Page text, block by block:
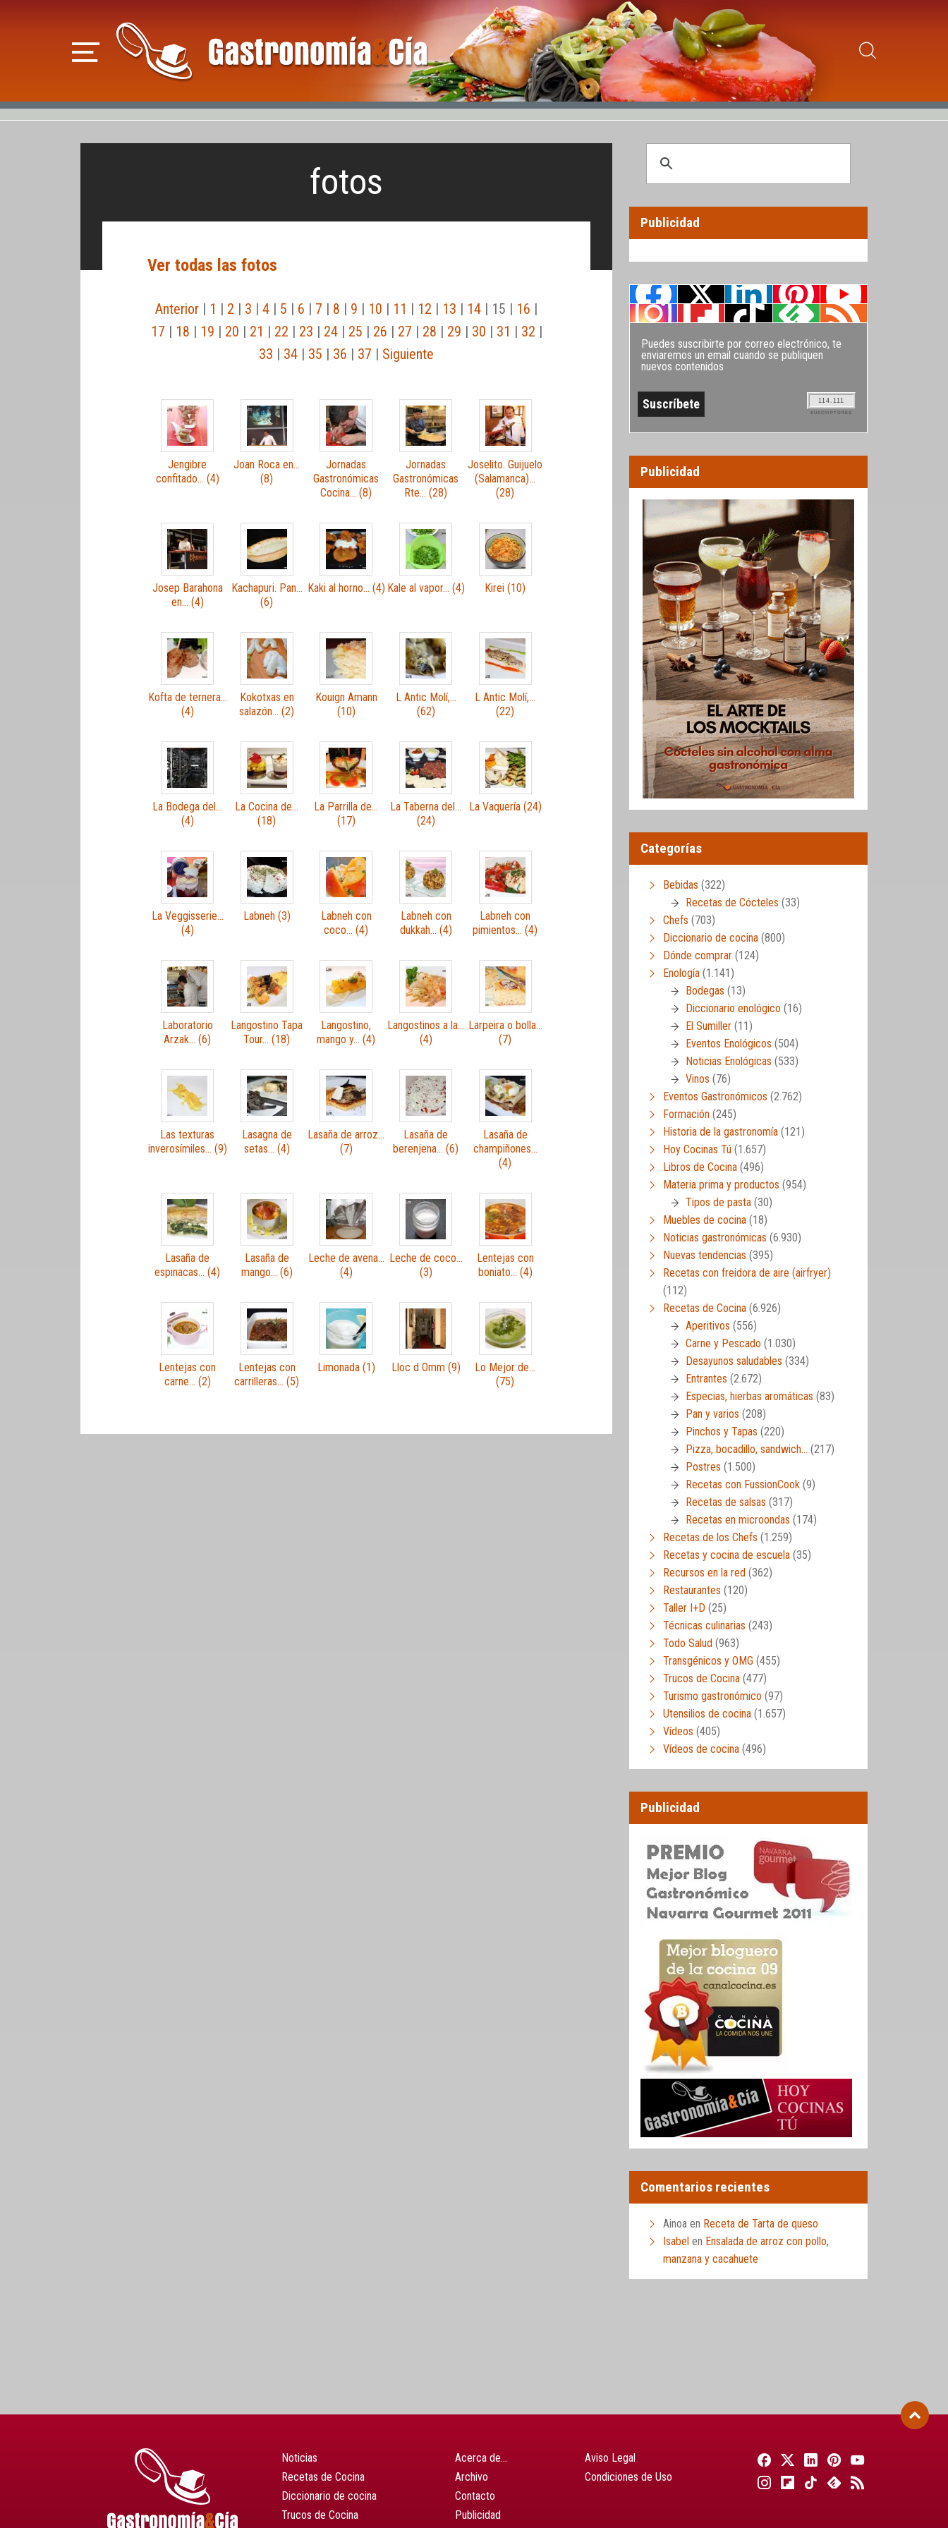
fotos
Ver todas las fotos
Anterior | 1 | 2 | 3 | 4 | 5 | 6 | 7 | 8 | 9 | 10 | 11 | 12 | 13 | 14 | 15 | 16 |
17 | 18 | 19 | 20 | 21 | 22 | 23 | 24| 25 | 26 | 27 | 28 | 29 | 30 | 31 | 32 |
33 | 34 | 35 | 36 | 37 | Siguiente
Jengibre
confitado… (4)
Joan Roca en…
(8)
Jornadas
Gastronómicas
Cocina… (8)
Jornadas
Gastronómicas
Rte… (28)
Joselito. Guijuelo
(Salamanca)…
(28)
Josep Barahona
en… (4)
Kachapuri. Pan…
(6)
Kaki al horno… (4) Kale al vapor… (4) Kirei (10)
Kofta de ternera…
(4)
Kokotxas en
salazón… (2)
Kouign Amann
(10)
L Antic Molí,…
(62)
L Antic Molí,…
(22)
La Bodega del…
(4)
La Cocina de…
(18)
La Parrilla de…
(17)
La Taberna del…
(24)
La Vaquería (24)
La Veggisserie…
(4)
Labneh (3)
Labneh con
coco… (4)
Labneh con
dukkah… (4)
Labneh con
pimientos… (4)
Laboratorio
Arzak… (6)
Langostino Tapa
Tour… (18)
Langostino,
mango y… (4)
Langostinos a la…
(4)
Larpeira o bolla…
(7)
Las texturas
inverosímiles… (9)
Lasagna de
setas… (4)
Lasaña de arroz…
(7)
Lasaña de
berenjena… (6)
Lasaña de
champiñones…
(4)
Lasaña de
espinacas… (4)
Lasaña de
mango… (6)
Leche de avena…
(4)
Leche de coco…
(3)
Lentejas con
boniato… (4)
Lentejas con
carne… (2)
Lentejas con
carrilleras… (5)
Limonada (1) Lloc d Omm (9)
Lo Mejor de…
(75)
Publicidad
Puedes suscribirte por correo electrónico, te
enviaremos un email cuando se publiquen
nuevos contenidos
114.111
SUSCRIPTORES
Publicidad
Categorías
Bebidas (322)
Recetas de Cócteles (33)
Chefs (703)
Diccionario de cocina (800)
Dónde comprar (124)
Enología (1.141)
Bodegas (13)
Diccionario enológico (16)
El Sumiller (11)
Eventos Enológicos (504)
Noticias Enológicas (533)
Vinos (76)
Eventos Gastronómicos (2.762)
Formación (245)
Historia de la gastronomía (121)
Hoy Cocinas Tú (1.657)
Libros de Cocina (496)
Materia prima y productos (954)
Tipos de pasta (30)
Muebles de cocina (18)
Noticias gastronómicas (6.930)
Nuevas tendencias (395)
Recetas con freidora de aire (airfryer)
(112)
Recetas de Cocina (6.926)
Aperitivos (556)
Carne y Pescado (1.030)
Desayunos saludables (334)
Entrantes (2.672)
Especias, hierbas aromáticas (83)
Pan y varios (208)
Pinchos y Tapas (220)
Pizza, bocadillo, sandwich… (217)
Postres (1.500)
Recetas con FussionCook (9)
Recetas de salsas (317)
Recetas en microondas (174)
Recetas de los Chefs (1.259)
Recetas y cocina de escuela (35)
Recursos en la red (362)
Restaurantes (120)
Taller I+D (25)
Técnicas culinarias (243)
Todo Salud (963)
Transgénicos y OMG (455)
Trucos de Cocina (477)
Turismo gastronómico (97)
Utensilios de cocina (1.657)
Vídeos (405)
Vídeos de cocina (496)
Publicidad
Comentarios recientes
Ainoa en Receta de Tarta de queso
Isabel en Ensalada de arroz con pollo,
manzana y cacahuete
Noticias
Recetas de Cocina
Diccionario de cocina
Trucos de Cocina
Acerca de…
Archivo
Contacto
Publicidad
Aviso Legal
Condiciones de Uso